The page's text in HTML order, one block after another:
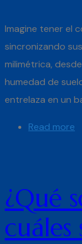
Imagine tener el
sincronizando
milimétrica,
humedad de
entrelaza en un
Read more
¿Qué
cuáles